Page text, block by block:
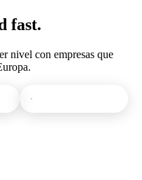
fast.
nivel con empresas que